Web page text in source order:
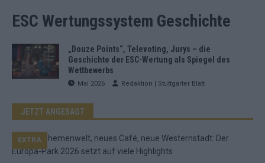
ESC Wertungssystem Geschichte
„Douze Points“, Televoting, Jurys – die
Geschichte der ESC-Wertung als Spiegel des
Wettbewerbs
Mai 2026 Redaktion | Stuttgarter Blatt
JETZT ANGESAGT
EXTRA